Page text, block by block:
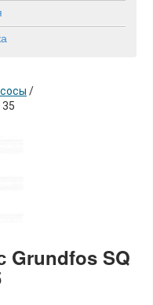
/
Grundfos SQ